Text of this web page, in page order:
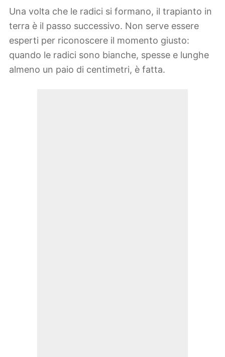
Una volta che le radici si formano, il trapianto in
terra è il passo successivo. Non serve essere
esperti per riconoscere il momento giusto:
quando le radici sono bianche, spesse e lunghe
almeno un paio di centimetri, è fatta.